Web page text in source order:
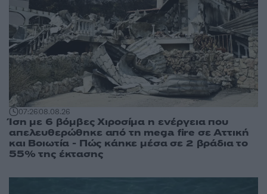
07:2608.08.26
Ίση με 6 βόμβες Χιροσίμα η ενέργεια που
απελευθερώθηκε από τη mega fire σε Αττική
και Βοιωτία - Πώς κάηκε μέσα σε 2 βράδια το
55% της έκτασης